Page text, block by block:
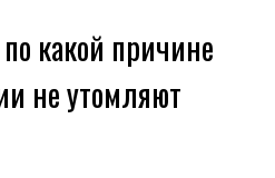
какой причине
не утомляют